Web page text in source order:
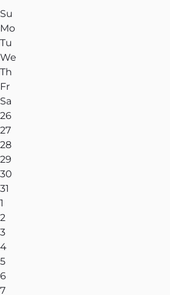
Su
Mo
Tu
We
Th
Fr
Sa
26
27
28
29
30
31
1
2
3
4
5
6
7